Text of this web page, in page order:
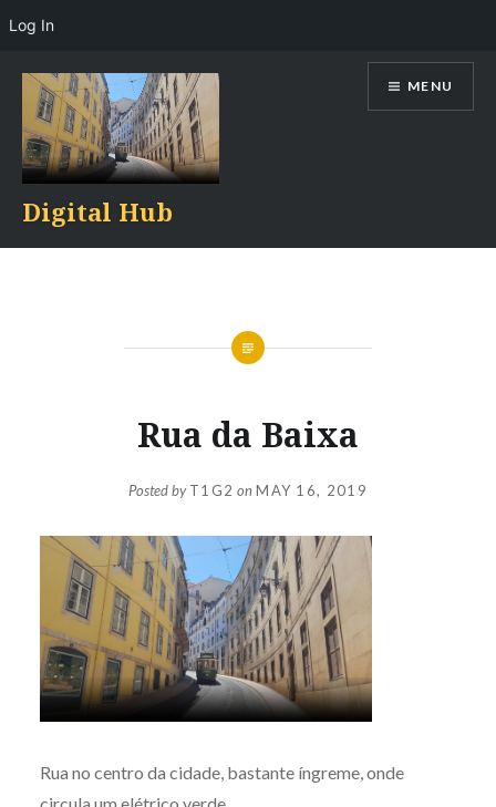
content
Digital Hub
MENU
Rua da Baixa
Posted byT1G2 onMAY 16, 2019
Rua no centro da cidade, bastante íngreme, onde
Log In